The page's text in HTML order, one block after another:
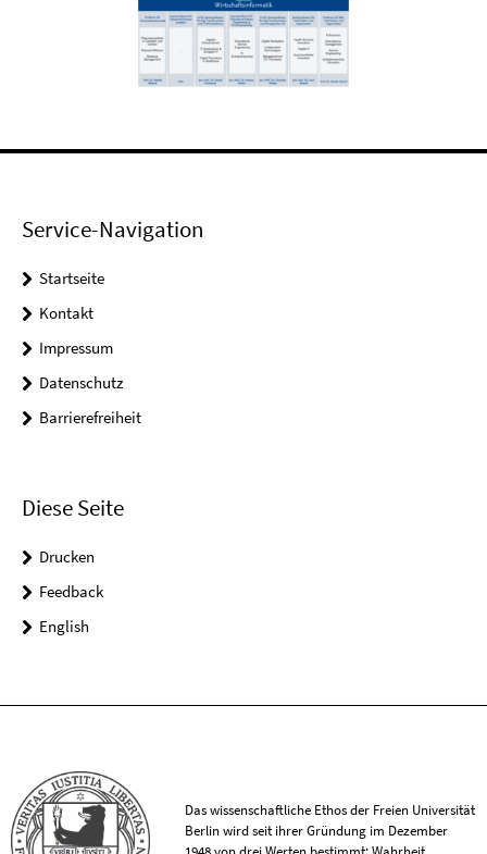
Service-Navigation
Startseite
Kontakt
Impressum
Datenschutz
Barrierefreiheit
Diese Seite
Drucken
Feedback
English
Das wissenschaftliche Ethos der Freien Universität
Berlin wird seit ihrer Gründung im Dezember